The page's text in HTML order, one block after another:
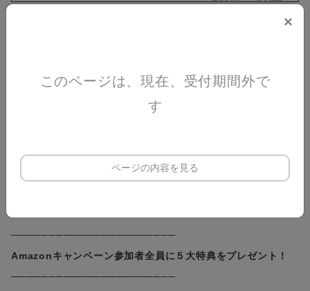
登録いただいたメールアドレスに下記の５大特典をお送りしま
──────────────────────
Amazonキャンペーン参加者全員に５大特典をプレゼント！
──────────────────────
×
このページは、現在、受付期間外で
す
ページの内容を見る